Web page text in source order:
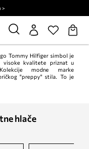
>
Tommy Hilfiger simbol je
visoke kvalitete priznat u
modne marke
"preppy" stila. To je
hlače